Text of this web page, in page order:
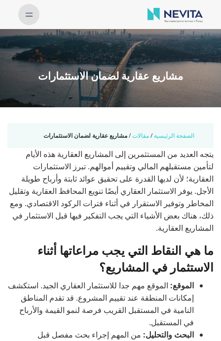
مشاريع عقارية لضمان الاستثمارات
الصفحة الرئيسية /مقالات/مشاريع عقارية لضمان الاستثمارات
يتجه العديد من المستثمرين إلى المشاريع العقارية هذه الأيام
لتأمين مستقبلهم المالي وتقييم أموالهم. تبرز الاستثمارات
العقارية؛ لأن لديها القدرة على تحقيق عوائد ثابتة وأرباح طويلة
الأجل. يوفر الاستثمار العقاري أيضًا تنويع المحافظ العقارية وتقليل
المخاطر وتوفير الاستقرار في أثناء فترات الركود الاقتصادي. ومع
ذلك، هناك بعض الأشياء التي يجب التفكير فيها قبل الاستثمار في
المشاريع العقارية.
ما هي النقاط التي يجب مراعاتها أثناء
الاستثمار في المشاريع؟
الموقع: الموقع مهم جدا للاستثمار العقاري الجيد. استكشف
إمكانات المنطقة عند تقييم المشروع. قد تقدم المناطق
النامية في المستقبل القريب فرصة لنمو القيمة والأرباح
في المستقبل.
البحث والتحليل: من المهم إجراء بحث مفصل قبل